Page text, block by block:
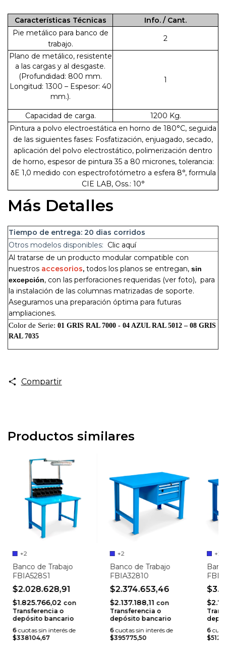
Características Técnicas
Info. / Cant.
Pie metálico para banco de
trabajo.
2
Plano de metálico, resistente
a las cargas y al desgaste.
(Profundidad: 800 mm.
Longitud: 1300 – Espesor: 40
mm.).
1
Capacidad de carga.
1200 Kg.
Pintura a polvo electroestática en horno de 180°C, seguida
de las siguientes fases: Fosfatización, enjuagado, secado,
aplicación del polvo electrostático, polimerización dentro
de horno, espesor de pintura 35 a 80 micrones, tolerancia:
δE 1,0 medido con espectrofotómetro a esfera 8°, formula
CIE LAB, Oss.: 10°
Más Detalles
Tiempo de entrega: 20 dias corridos
Otros modelos disponibles: Clic aquí
Al tratarse de un producto modular compatible con
nuestros accesorios, todos los planos se entregan, sin
excepción, con las perforaciones requeridas (ver foto), para
la instalación de las columnas matrizadas de soporte.
Aseguramos una preparación óptima para futuras
ampliaciones.
Color de Serie: 01 GRIS RAL 7000 - 04 AZUL RAL 5012 – 08 GRIS
RAL 7035
Compartir
Productos similares
+2
Banco de Trabajo
FBIA528S1
$2.028.628,91
$1.825.766,02 con
Transferencia o
depósito bancario
6cuotas sin interés de
$338104,67
+2
Banco de Trabajo
FBIA32810
$2.374.653,46
$2.137.188,11 con
Transferencia o
depósito bancario
6cuotas sin interés de
$395775,50
+2
6